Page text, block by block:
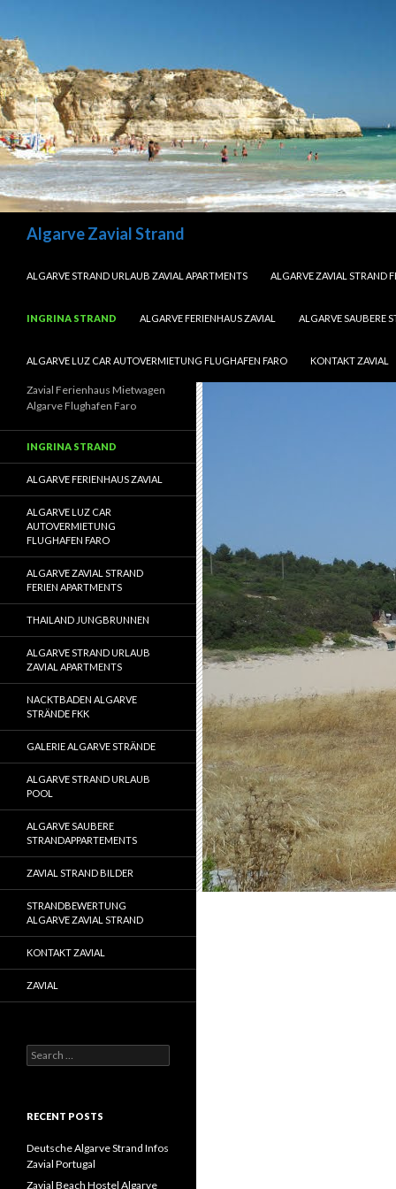
Algarve Zavial Strand
ALGARVE STRAND URLAUB ZAVIAL APARTMENTS
ALGARVE ZAVIAL STRAND
INGRINA STRAND ALGARVE FERIENHAUS ZAVIAL ALGARVE SAUBERE
ALGARVE LUZ CAR AUTOVERMIETUNG FLUGHAFEN FARO KONTAKT ZAVIAL
Zavial Ferienhaus Mietwagen
Algarve Flughafen Faro
INGRINA STRAND
ALGARVE FERIENHAUS ZAVIAL
ALGARVE LUZ CAR
AUTOVERMIETUNG
FLUGHAFEN FARO
ALGARVE ZAVIAL STRAND
FERIEN APARTMENTS
THAILAND JUNGBRUNNEN
ALGARVE STRAND URLAUB
ZAVIAL APARTMENTS
NACKTBADEN ALGARVE
STRÄNDE FKK
GALERIE ALGARVE STRÄNDE
ALGARVE STRAND URLAUB
POOL
ALGARVE SAUBERE
STRANDAPPARTEMENTS
ZAVIAL STRAND BILDER
STRANDBEWERTUNG
ALGARVE ZAVIAL STRAND
KONTAKT ZAVIAL
ZAVIAL
e
c
f
o
r
RECENT POSTS
Deutsche Algarve Strand Infos
Zavial Portugal
Zavial Beach Hostel Algarve